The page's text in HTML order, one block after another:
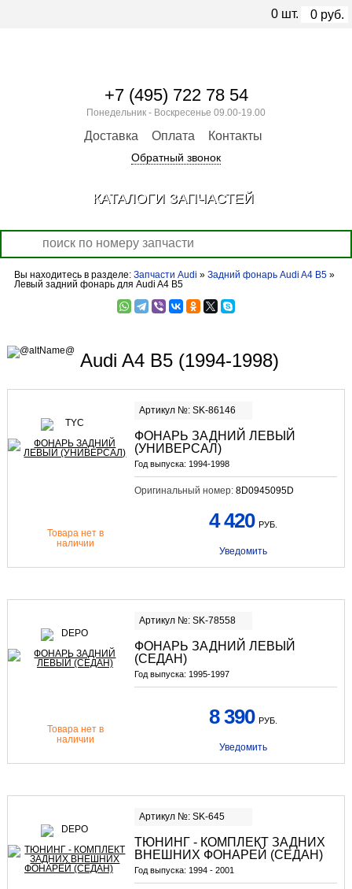
Вы находитесь в разделе: Запчасти Audi » Задний фонарь Audi A4 B5»
Левый задний фонарь для Audi A4 B5
Audi A4 B5 (1994-1998)
Артикул №: SK-86146
ФОНАРЬ ЗАДНИЙ ЛЕВЫЙ
(УНИВЕРСАЛ)
Год выпуска: 1994-1998
Оригинальный номер: 8D0945095D
Товара нет в
наличии
4 420 РУБ.
Уведомить
Артикул №: SK-78558
ФОНАРЬ ЗАДНИЙ ЛЕВЫЙ
(СЕДАН)
Год выпуска: 1995-1997
Товара нет в
наличии
8 390 РУБ.
Уведомить
Артикул №: SK-645
ТЮНИНГ - КОМПЛЕКТ ЗАДНИХ
ВНЕШНИХ ФОНАРЕЙ (СЕДАН)
Год выпуска: 1994 - 2001
+7 (495) 722 78 54
Понедельник - Воскресенье 09.00-19.00
Доставка Оплата Контакты
Обратный звонок
0 шт. 0 руб.
КАТАЛОГИ ЗАПЧАСТЕЙ